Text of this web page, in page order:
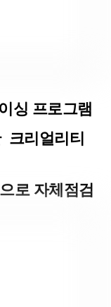
싱 프로그램
크리얼리티
로 자체점검